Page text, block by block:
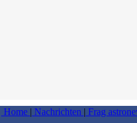
Home | Nachrichten | Frag